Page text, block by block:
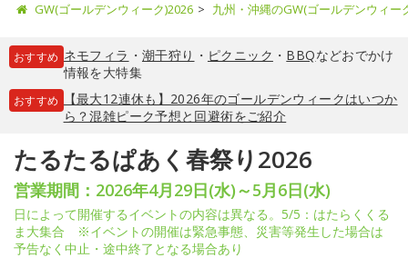
GW(ゴールデンウィーク)2026 九州・沖縄のGW(ゴールデンウィ
おすすめ ネモフィラ ・ 潮干狩り ・ ピクニック ・ BBQなどおでかけ
情報を大特集
おすすめ
【最大12連休も】2026年のゴールデンウィークはいつか
ら？混雑ピーク予想と回避術をご紹介
たるたるぱあく春祭り2026
営業期間：2026年4月29日(水)～5月6日(水)
日によって開催するイベントの内容は異なる。5/5：はたらくくる
ま大集合 ※イベントの開催は緊急事態、災害等発生した場合は
予告なく中止・途中終了となる場合あり